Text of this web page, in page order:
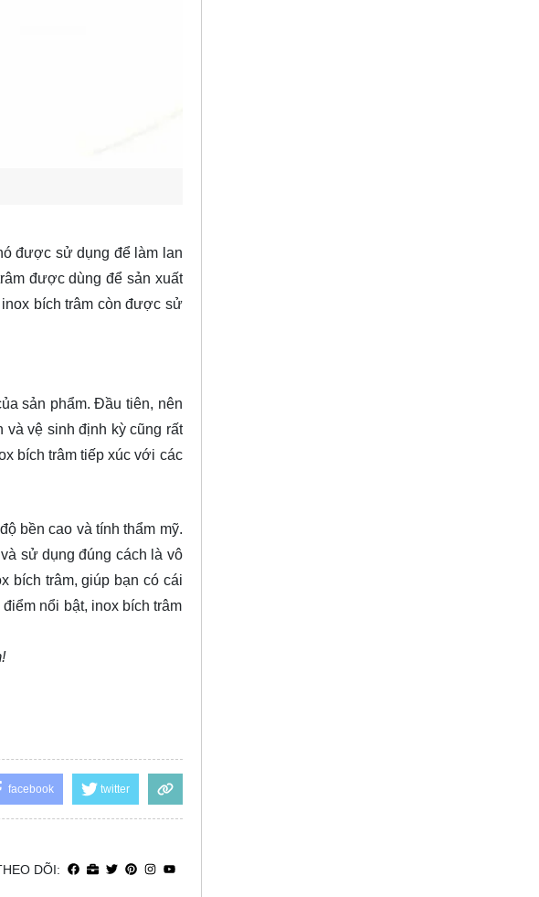
được sử dụng để làm lan
được dùng để sản xuất
bích trâm còn được sử
sản phẩm. Đầu tiên, nên
vệ sinh định kỳ cũng rất
bích trâm tiếp xúc với các
bền cao và tính thẩm mỹ.
sử dụng đúng cách là vô
bích trâm, giúp bạn có cái
nổi bật, inox bích trâm
facebook twitter
DÕI: